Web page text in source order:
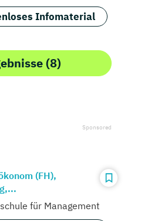
Infomaterial
(8)
(FH),
für Management